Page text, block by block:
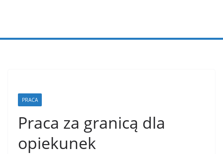
PRACA
Praca za granicą dla
opiekunek